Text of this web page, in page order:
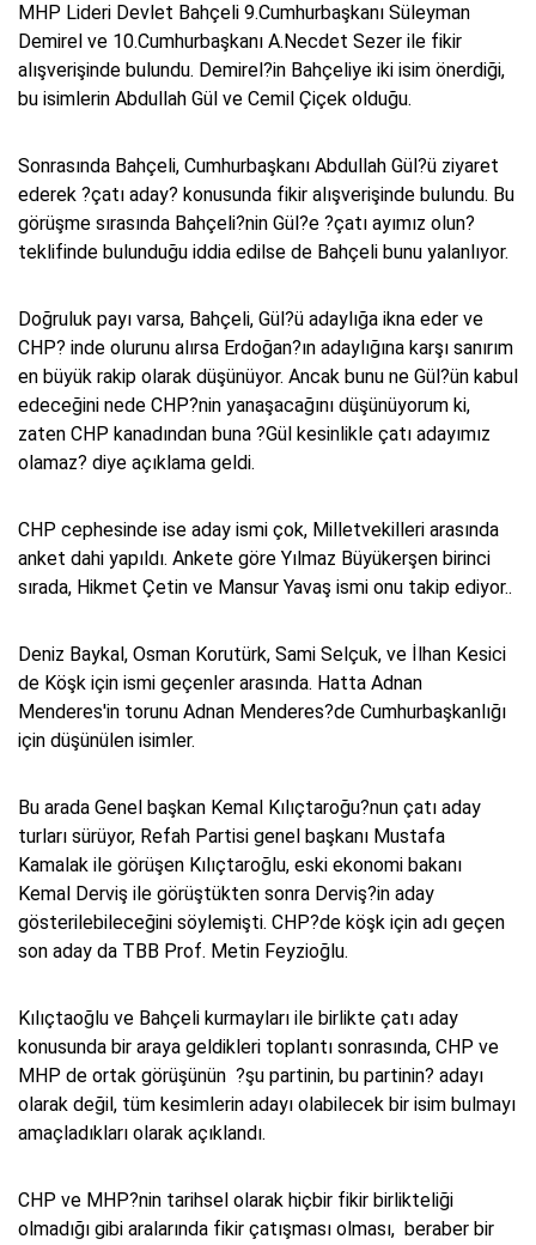
MHP Lideri Devlet Bahçeli 9.Cumhurbaşkanı Süleyman
Demirel ve 10.Cumhurbaşkanı A.Necdet Sezer ile fikir
alışverişinde bulundu. Demirel?in Bahçeliye iki isim önerdiği,
bu isimlerin Abdullah Gül ve Cemil Çiçek olduğu.
Sonrasında Bahçeli, Cumhurbaşkanı Abdullah Gül?ü ziyaret
ederek ?çatı aday? konusunda fikir alışverişinde bulundu. Bu
görüşme sırasında Bahçeli?nin Gül?e ?çatı ayımız olun?
teklifinde bulunduğu iddia edilse de Bahçeli bunu yalanlıyor.
Doğruluk payı varsa, Bahçeli, Gül?ü adaylığa ikna eder ve
CHP? inde olurunu alırsa Erdoğan?ın adaylığına karşı sanırım
en büyük rakip olarak düşünüyor. Ancak bunu ne Gül?ün kabul
edeceğini nede CHP?nin yanaşacağını düşünüyorum ki,
zaten CHP kanadından buna ?Gül kesinlikle çatı adayımız
olamaz? diye açıklama geldi.
CHP cephesinde ise aday ismi çok, Milletvekilleri arasında
anket dahi yapıldı. Ankete göre Yılmaz Büyükerşen birinci
sırada, Hikmet Çetin ve Mansur Yavaş ismi onu takip ediyor..
Deniz Baykal, Osman Korutürk, Sami Selçuk, ve İlhan Kesici
de Köşk için ismi geçenler arasında. Hatta Adnan
Menderes'in torunu Adnan Menderes?de Cumhurbaşkanlığı
için düşünülen isimler.
Bu arada Genel başkan Kemal Kılıçtaroğu?nun çatı aday
turları sürüyor, Refah Partisi genel başkanı Mustafa
Kamalak ile görüşen Kılıçtaroğlu, eski ekonomi bakanı
Kemal Derviş ile görüştükten sonra Derviş?in aday
gösterilebileceğini söylemişti. CHP?de köşk için adı geçen
son aday da TBB Prof. Metin Feyzioğlu.
Kılıçtaoğlu ve Bahçeli kurmayları ile birlikte çatı aday
konusunda bir araya geldikleri toplantı sonrasında, CHP ve
MHP de ortak görüşünün ?şu partinin, bu partinin? adayı
olarak değil, tüm kesimlerin adayı olabilecek bir isim bulmayı
amaçladıkları olarak açıklandı.
CHP ve MHP?nin tarihsel olarak hiçbir fikir birlikteliği
olmadığı gibi aralarında fikir çatışması olması, beraber bir